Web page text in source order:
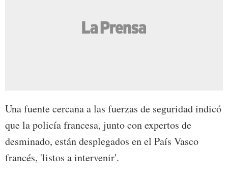
Una fuente cercana a las fuerzas de seguridad indicó
que la policía francesa, junto con expertos de
desminado, están desplegados en el País Vasco
francés, 'listos a intervenir'.